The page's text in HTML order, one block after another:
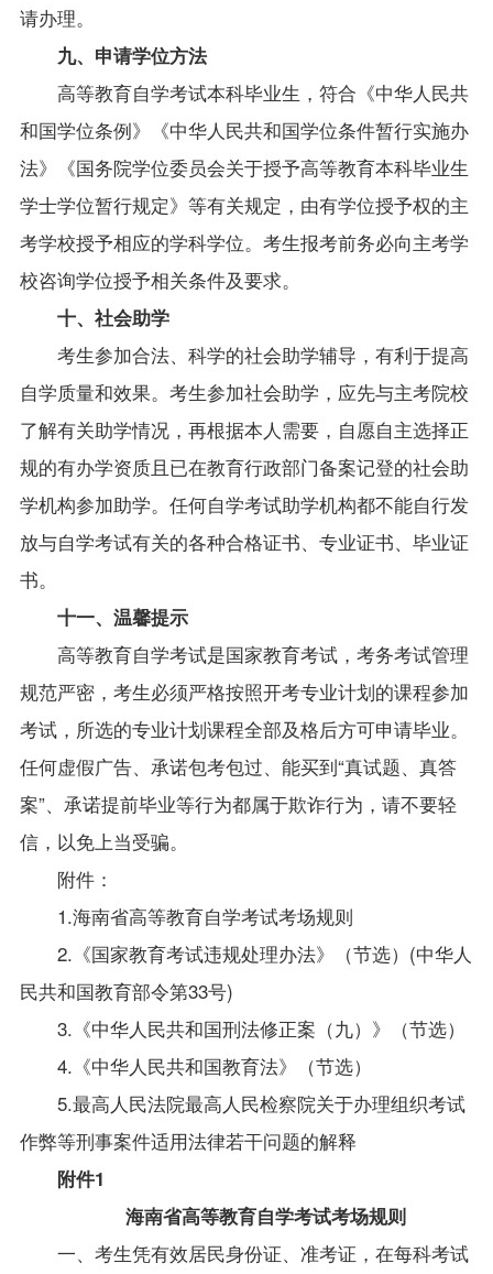
请办理。
九、申请学位方法
高等教育自学考试本科毕业生，符合《中华人民共
和国学位条例》《中华人民共和国学位条件暂行实施办
法》《国务院学位委员会关于授予高等教育本科毕业生
学士学位暂行规定》等有关规定，由有学位授予权的主
考学校授予相应的学科学位。考生报考前务必向主考学
校咨询学位授予相关条件及要求。
十、社会助学
考生参加合法、科学的社会助学辅导，有利于提高
自学质量和效果。考生参加社会助学，应先与主考院校
了解有关助学情况，再根据本人需要，自愿自主选择正
规的有办学资质且已在教育行政部门备案记登的社会助
学机构参加助学。任何自学考试助学机构都不能自行发
放与自学考试有关的各种合格证书、专业证书、毕业证
书。
十一、温馨提示
高等教育自学考试是国家教育考试，考务考试管理
规范严密，考生必须严格按照开考专业计划的课程参加
考试，所选的专业计划课程全部及格后方可申请毕业。
任何虚假广告、承诺包考包过、能买到“真试题、真答
案”、承诺提前毕业等行为都属于欺诈行为，请不要轻
信，以免上当受骗。
附件：
1.海南省高等教育自学考试考场规则
2. 《国家教育考试违规处理办法》（节选）(中华人
民共和国教育部令第33号)
3. 《中华人民共和国刑法修正案（九）》（节选）
4. 《中华人民共和国教育法》（节选）
5.最高人民法院最高人民检察院关于办理组织考试
作弊等刑事案件适用法律若干问题的解释
附件1
海南省高等教育自学考试考场规则
一、考生凭有效居民身份证、准考证，在每科考试